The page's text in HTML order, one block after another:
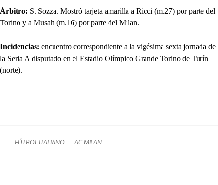
Árbitro: S. Sozza. Mostró tarjeta amarilla a Ricci (m.27) por parte del
Torino y a Musah (m.16) por parte del Milan.
Incidencias: encuentro correspondiente a la vigésima sexta jornada de
la Seria A disputado en el Estadio Olímpico Grande Torino de Turín
(norte).
FÚTBOL ITALIANO AC MILAN